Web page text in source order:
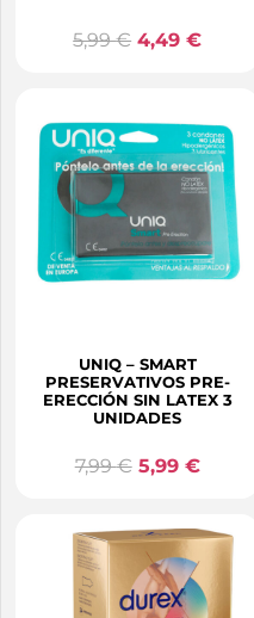
5,99€ 4,49€
UNIQ – SMART
PRESERVATIVOS PRE-
ERECCIÓN SIN LATEX 3
UNIDADES
7,99€ 5,99 €